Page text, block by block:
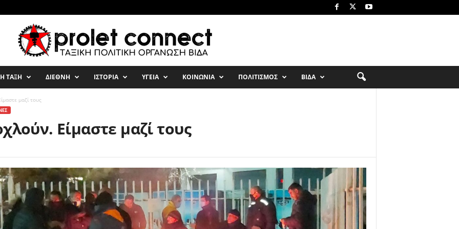
ΤΑΞΗ ΔΙΕΘΝΗ ΙΣΤΟΡΙΑ ΥΓΕΙΑ ΚΟΙΝΩΝΙΑ ΠΟΛΙΤΙΣΜΟΣ ΒΙΔΑ
μαζί τους
Είμαστε μαζί τους